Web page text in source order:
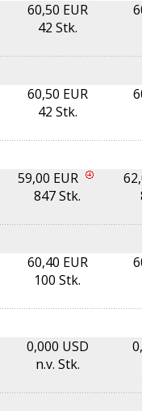
60,50 EUR
42 Stk.
60,50 EUR
42 Stk.
59,00 EUR
847 Stk.
60,40 EUR
100 Stk.
0,000 USD
n.v. Stk.